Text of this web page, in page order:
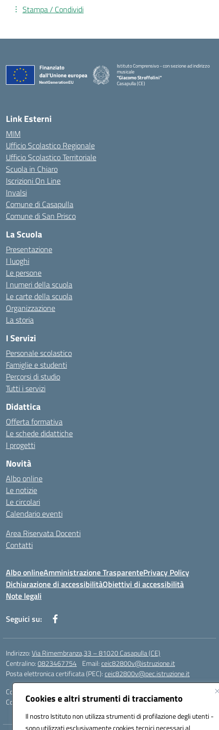
Cookies e altri strumenti di tracciamento
Il nostro Istituto non utilizza strumenti di profilazione degli utenti -
sono utilizzati esclusivamente cookies tecnici necessari al
Stampa / Condividi
Istituto Comprensivo - con sezione ad indirizzo
musicale
"Giacomo Stroffolini"
Casapulla (CE)
Link Esterni
MIM
Ufficio Scolastico Regionale
Ufficio Scolastico Territoriale
Scuola in Chiaro
Iscrizioni On Line
Invalsi
Comune di Casapulla
Comune di San Prisco
La Scuola
Presentazione
I luoghi
Le persone
I numeri della scuola
Le carte della scuola
Organizzazione
La storia
I Servizi
Personale scolastico
Famiglie e studenti
Percorsi di studio
Tutti i servizi
Didattica
Offerta formativa
Le schede didattiche
I progetti
Novità
Albo online
Le notizie
Le circolari
Calendario eventi
Area Riservata Docenti
Contatti
Albo onlineAmministrazione TrasparentePrivacy Policy
Dichiarazione di accessibilitàObiettivi di accessibilità
Note legali
Seguici su:
Indirizzo:Via Rimembranza,33 – 81020 Casapulla (CE)
Centralino:0823467754 Email:ceic82800v@istruzione.it
Posta elettronica certificata (PEC):ceic82800v@pec.istruzione.it
Codice fiscale: 94007130613
Codice meccanografico:CEIC82800V